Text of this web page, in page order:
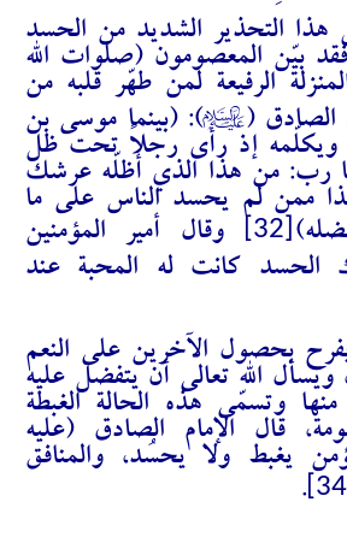
التحذير الشديد من الحسد
بيّن المعصومون (صلوات الله
الرفيعة لمن طهّر قلبه من
الصادق (A): (بينما موسى بن
ويكلّمه إذ رأى رجلاً تحت ظل
رب: من هذا الذي أظلّه عرشك
ممن لم يحسد الناس على ما
وقال أمير المؤمنين
كانت له المحبة عند
بحصول الآخرين على النعم
ويسأل الله تعالى أن يتفضل عليه
وتسمّى هذه الحالة الغبطة
قال الإمام الصادق (عليه
يغبط ولا يحسُد، والمنافق
.